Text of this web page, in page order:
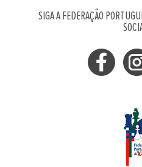
SIGA A FEDERAÇÃO